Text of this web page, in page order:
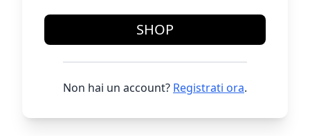
SHOP
Non hai un account? Registrati ora.